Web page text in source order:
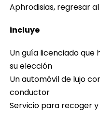
Aphrodisias, regresar
incluye
Un guía licenciado que
su elección
Un automóvil de lujo
conductor
Servicio para recoger